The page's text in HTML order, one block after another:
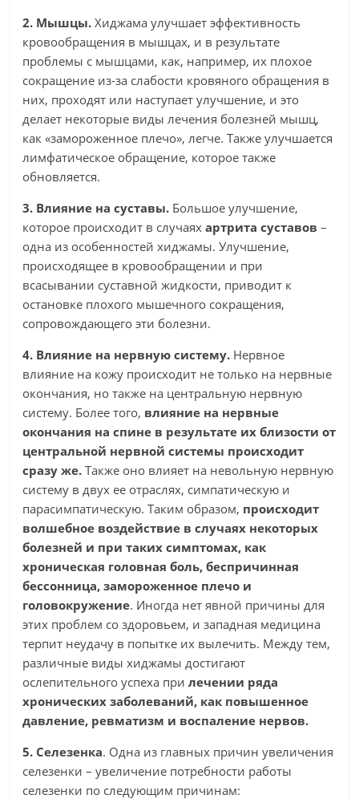
2. Мышцы. Хиджама улучшает эффективность
кровообращения в мышцах, и в результате
проблемы с мышцами, как, например, их плохое
сокращение из-за слабости кровяного обращения в
них, проходят или наступает улучшение, и это
делает некоторые виды лечения болезней мышц,
как «замороженное плечо», легче. Также улучшается
лимфатическое обращение, которое также
обновляется.
3. Влияние на суставы. Большое улучшение,
которое происходит в случаях артрита суставов –
одна из особенностей хиджамы. Улучшение,
происходящее в кровообращении и при
всасывании суставной жидкости, приводит к
остановке плохого мышечного сокращения,
сопровождающего эти болезни.
4. Влияние на нервную систему. Нервное
влияние на кожу происходит не только на нервные
окончания, но также на центральную нервную
систему. Более того, влияние на нервные
окончания на спине в результате их близости от
центральной нервной системы происходит
сразу же. Также оно влияет на невольную нервную
систему в двух ее отраслях, симпатическую и
парасимпатическую. Таким образом, происходит
волшебное воздействие в случаях некоторых
болезней и при таких симптомах, как
хроническая головная боль, беспричинная
бессонница, замороженное плечо и
головокружение. Иногда нет явной причины для
этих проблем со здоровьем, и западная медицина
терпит неудачу в попытке их вылечить. Между тем,
различные виды хиджамы достигают
ослепительного успеха прилечении ряда
хронических заболеваний, как повышенное
давление, ревматизм и воспаление нервов.
5. Селезенка. Одна из главных причин увеличения
селезенки – увеличение потребности работы
селезенки по следующим причинам: